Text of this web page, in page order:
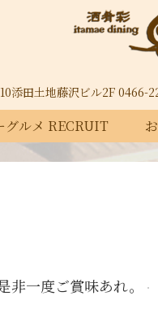
添田土地藤沢ビル2F 0466-
グルメ RECRUIT
非一度ご賞味あれ。